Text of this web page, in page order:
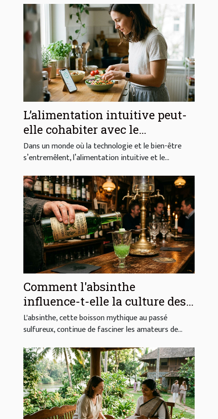
L’alimentation intuitive peut-
elle cohabiter avec le
quantified self ?
Dans un monde où la technologie et le bien-être
s’entremêlent, l’alimentation intuitive et le...
Comment l'absinthe
influence-t-elle la culture des
cocktails ?
L'absinthe, cette boisson mythique au passé
sulfureux, continue de fasciner les amateurs de...